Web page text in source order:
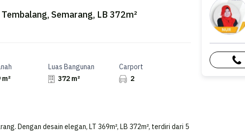
Semarang, LB 372m²
Luas Bangunan
372 m²
Carport
2
Dengan desain elegan, LT 369m², LB 372m², terdiri dari 5